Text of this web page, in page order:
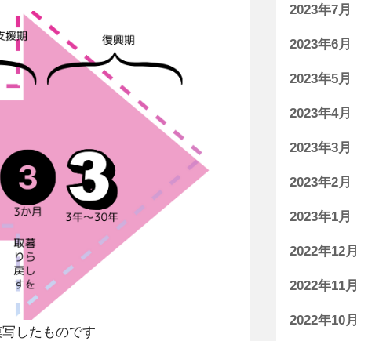
したものです
2023年7月
2023年6月
2023年5月
2023年4月
2023年3月
2023年2月
2023年1月
2022年12月
2022年11月
2022年10月